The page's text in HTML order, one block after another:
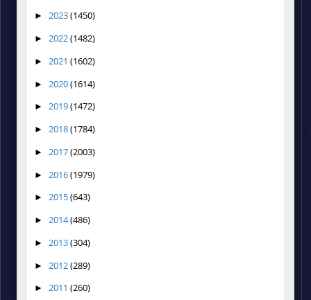
► 2023(1450)
► 2022(1482)
► 2021 (1602)
► 2020(1614)
► 2019(1472)
► 2018(1784)
► 2017(2003)
► 2016(1979)
► 2015(643)
► 2014(486)
► 2013(304)
► 2012(289)
► 2011 (260)